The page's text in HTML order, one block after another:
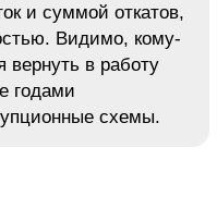
и суммой откатов,
Видимо, кому-
вернуть в работу
годами
схемы.